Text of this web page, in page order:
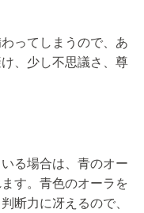
ってしまうので、あ
、少し不思議さ、尊
る場合は、青のオー
す。青色のオーラを
断力に冴えるので、